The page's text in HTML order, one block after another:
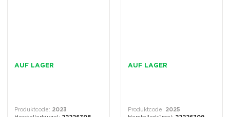
AUF LAGER
2023
AUF LAGER
2025